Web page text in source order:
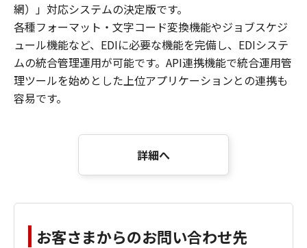
網）」対応システムの決定版です。
各種フォーマット・文字コード変換機能やジョブスケジ
ュール機能など、EDIに必要な機能を完備し、EDIシステ
ムの統合管理運用が可能です。API連携機能で統合運用管
理ツールを始めとした上位アプリケーションとの連携も
容易です。
詳細へ
お客さまからのお問い合わせ先